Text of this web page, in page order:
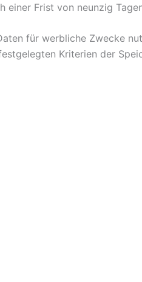
einer Frist von neunzig
für werbliche Zwecke
Kriterien der